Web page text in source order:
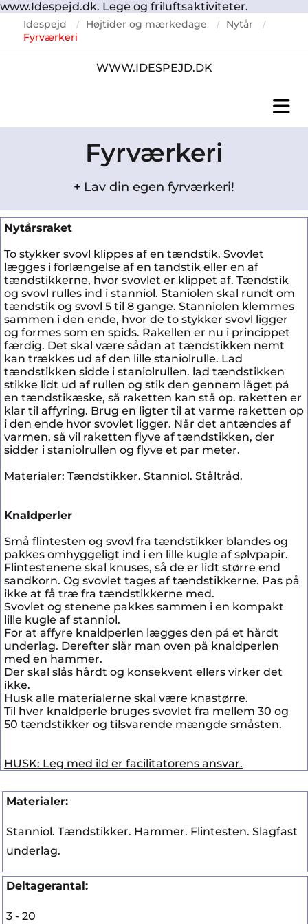
www.Idespejd.dk. Lege og friluftsaktiviteter.
Idespejd / Højtider og mærkedage / Nytår /
Fyrværkeri
WWW.IDESPEJD.DK
Fyrværkeri
+ Lav din egen fyrværkeri!
Nytårsraket
To stykker svovl klippes af en tændstik. Svovlet
lægges i forlængelse af en tandstik eller en af
tændstikkerne, hvor svovlet er klippet af. Tændstik
og svovl rulles ind i stanniol. Staniolen skal rundt om
tændstik og svovl 5 til 8 gange. Stanniolen klemmes
sammen i den ende, hvor de to stykker svovl ligger
og formes som en spids. Rakellen er nu i princippet
færdig. Det skal være sådan at tændstikken nemt
kan trækkes ud af den lille staniolrulle. Lad
tændstikken sidde i staniolrullen. lad tændstikken
stikke lidt ud af rullen og stik den gennem låget på
en tændstikæske, så raketten kan stå op. raketten er
klar til affyring. Brug en ligter til at varme raketten op
i den ende hvor svovlet ligger. Når det antændes af
varmen, så vil raketten flyve af tændstikken, der
sidder i staniolrullen og flyve et par meter.
Materialer: Tændstikker. Stanniol. Ståltråd.
Knaldperler
Små flintesten og svovl fra tændstikker blandes og
pakkes omhyggeligt ind i en lille kugle af sølvpapir.
Flintestenene skal knuses, så de er lidt større end
sandkorn. Og svovlet tages af tændstikkerne. Pas på
ikke at få træ fra tændstikkerne med.
Svovlet og stenene pakkes sammen i en kompakt
lille kugle af stanniol.
For at affyre knaldperlen lægges den på et hårdt
underlag. Derefter slår man oven på knaldperlen
med en hammer.
Der skal slås hårdt og konsekvent ellers virker det
ikke.
Husk alle materialerne skal være knastørre.
Til hver knaldperle bruges svovlet fra mellem 30 og
50 tændstikker og tilsvarende mængde småsten.
HUSK: Leg med ild er facilitatorens ansvar.
Materialer:
Stanniol. Tændstikker. Hammer. Flintesten. Slagfast
underlag.
Deltagerantal:
3 - 20